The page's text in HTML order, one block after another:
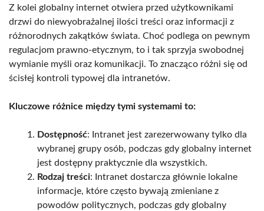
Z kolei globalny internet otwiera przed użytkownikami
drzwi do niewyobrażalnej ilości treści oraz informacji z
różnorodnych zakątków świata. Choć podlega on pewnym
regulacjom prawno-etycznym, to i tak sprzyja swobodnej
wymianie myśli oraz komunikacji. To znacząco różni się od
ścisłej kontroli typowej dla intranetów.
Kluczowe różnice między tymi systemami to:
Dostępność: Intranet jest zarezerwowany tylko dla
wybranej grupy osób, podczas gdy globalny internet
jest dostępny praktycznie dla wszystkich.
Rodzaj treści: Intranet dostarcza głównie lokalne
informacje, które często bywają zmieniane z
powodów politycznych, podczas gdy globalny